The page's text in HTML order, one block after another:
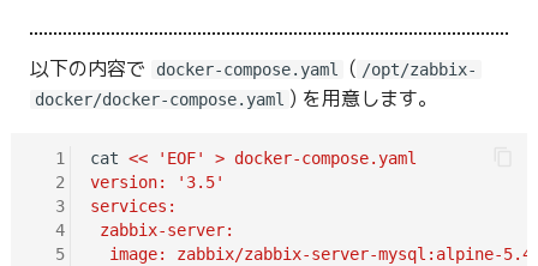
以下の内容で docker-compose.yaml ( /opt/zabbix-
docker/docker-compose.yaml ) を用意します。
  1
  2
  3
  4
  5
cat << 'EOF' > docker-compose.yaml
version: '3.5'
services:
zabbix-server:
image: zabbix/zabbix-server-mysql:alpine-